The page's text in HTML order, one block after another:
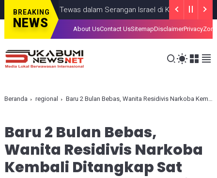
BREAKING
NEWS
Anak, Tewas dalam Serangan Israel di Kota Gaza GAZA
About UsContact UsSitemapDisclaimerPrivacy
Beranda regional Baru 2 Bulan Bebas, Wanita Residivis Narkoba Kembali Ditangkap Sat Narkoba Polres Kendari
Baru 2 Bulan Bebas,
Wanita Residivis Narkoba
Kembali Ditangkap Sat